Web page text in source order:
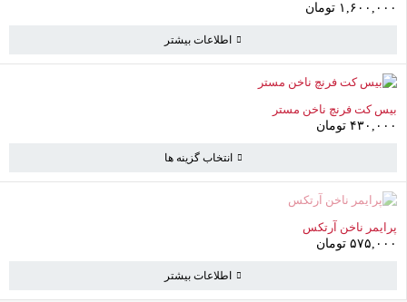
۱,۶۰۰,۰۰۰ تومان
اطلاعات بیشتر
بیس کت فرنچ ناخن مستر
۴۳۰,۰۰۰ تومان
انتخاب گزینه ها
پرایمر ناخن آرتکس
۵۷۵,۰۰۰ تومان
اطلاعات بیشتر